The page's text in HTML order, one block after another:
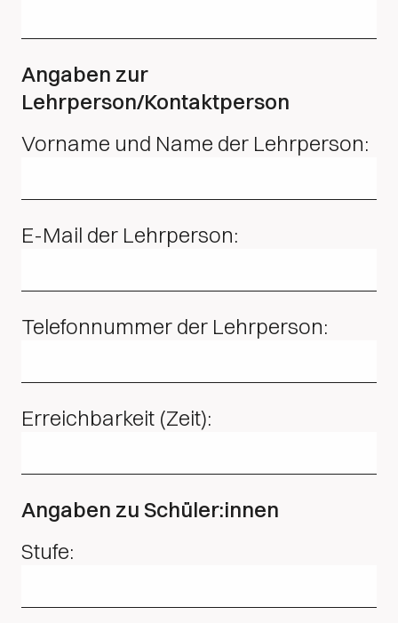
Angaben zur
Lehrperson/Kontaktperson
Vorname und Name der Lehrperson:
E-Mail der Lehrperson:
Telefonnummer der Lehrperson:
Erreichbarkeit (Zeit):
Angaben zu Schüler:innen
Stufe: